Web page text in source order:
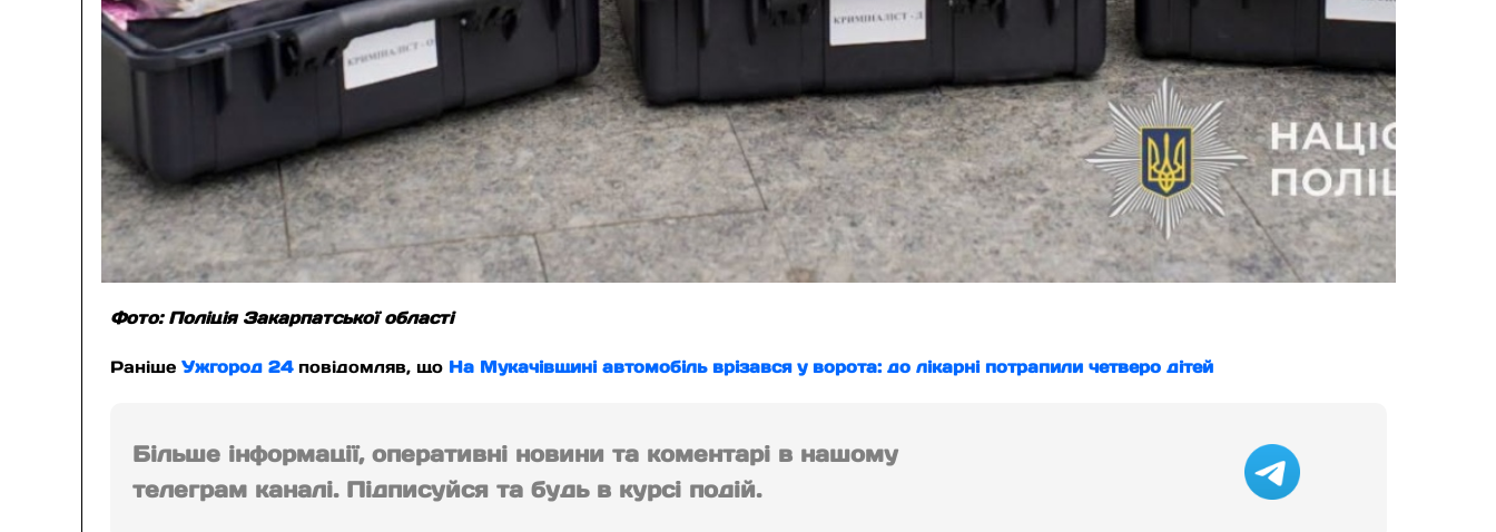
Фото: Поліція Закарпатської області
РанішеУжгород 24повідомляв, що На Мукачівщині автомобіль врізався у ворота: до лікарні потрапили четверо дітей
Більше інформації, оперативні новини та коментарі в нашому
телеграм каналі. Підписуйся та будь в курсі подій.